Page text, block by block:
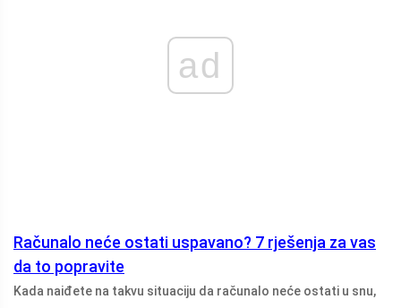
ad
Računalo neće ostati uspavano? 7 rješenja za vas
da to popravite
Kada naiđete na takvu situaciju da računalo neće ostati u snu,